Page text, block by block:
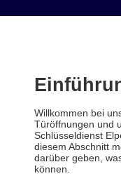
Willkommen bei
Türöffnungen und
Schlüsseldienst
diesem Abschnitt
darüber geben,
können.